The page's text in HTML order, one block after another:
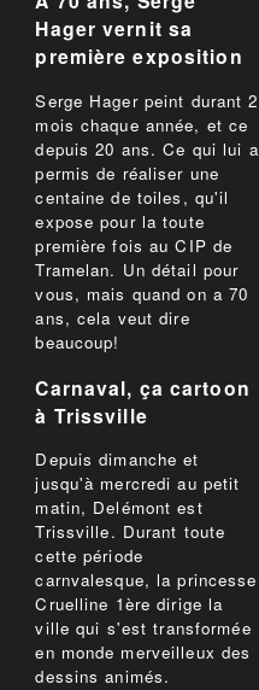
Hager vernit sa
première exposition
Serge Hager peint durant 2
mois chaque année, et ce
depuis 20 ans. Ce qui lui a
permis de réaliser une
centaine de toiles, qu'il
expose pour la toute
première fois au CIP de
Tramelan. Un détail pour
vous, mais quand on a 70
ans, cela veut dire
beaucoup!
Carnaval, ça cartoon
à Trissville
Depuis dimanche et
jusqu'à mercredi au petit
matin, Delémont est
Trissville. Durant toute
cette période
carnvalesque, la princesse
Cruelline 1ère dirige la
ville qui s'est transformée
en monde merveilleux des
dessins animés.